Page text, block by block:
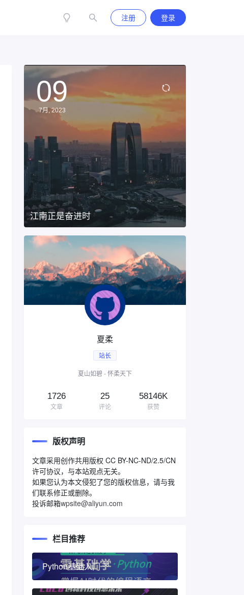
注册 登录
09
7月, 2023
江南正是奋进时
夏柔
站长
夏山如碧 - 怀柔天下
1726
文章
25
评论
58146K
获赞
版权声明
文章采用创作共用版权 CC BY-NC-ND/2.5/CN
许可协议，与本站观点无关。
如果您认为本文侵犯了您的版权信息，请与我
们联系修正或删除。
投诉邮箱wpsite@aliyun.com
栏目推荐
Python基础入门 33